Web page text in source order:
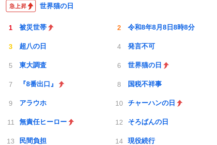
世界猫の日
被災世帯 令和8年8月8日8時8分
超八の日 発言不可
東大調査 世界猫の日
『8番出口』 国税不祥事
アラウホ チャーハンの日
無責任ヒーロー そろばんの日
民間負担 現役続行